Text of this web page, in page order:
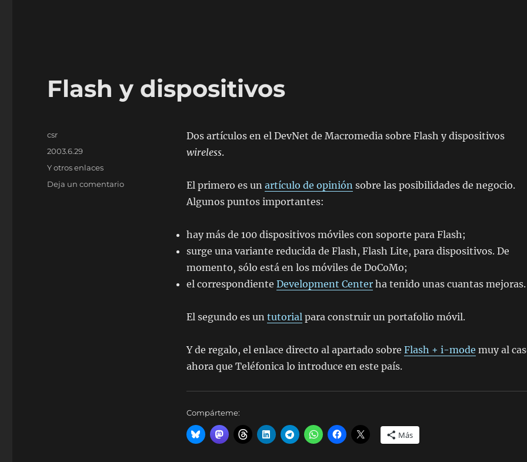
Flash y dispositivos
Dos artículos en el DevNet de Macromedia sobre Flash y dispositivos
wireless.
El primero es un artículo de opiniónsobre las posibilidades de negocio.
Algunos puntos importantes:
hay más de 100 dispositivos móviles con soporte para Flash;
surge una variante reducida de Flash, Flash Lite, para dispositivos. De
momento, sólo está en los móviles de DoCoMo;
el correspondiente Development Centerha tenido unas cuantas mejoras.
El segundo es un tutorialpara construir un portafolio móvil.
Y de regalo, el enlace directo al apartado sobre Flash + i-mode muy al
ahora que Teléfonica lo introduce en este país.
Compárteme:
Más
Autor
csr
Publicado
2003.6.29
Categorías
Y otros enlaces
Deja un comentarioen